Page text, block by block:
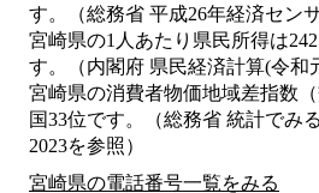
す。（総務省 平成26年経済セン
宮崎県の1人あたり県民所得は
す。（内閣府 県民経済計算(令和
宮崎県の消費者物価地域差指数
国33位です。（総務省 統計でみ
2023を参照）
宮崎県の電話番号一覧をみる